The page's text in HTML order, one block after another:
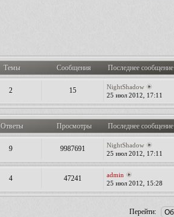
Темы Сообщения Последнее сообщение
2 15
NightShadow
25 июл 2012, 17:11
Ответы Просмотры Последнее сообщение
9 9987691
NightShadow
25 июл 2012, 17:11
4 47241
admin
25 июл 2012, 15:28
Перейти: